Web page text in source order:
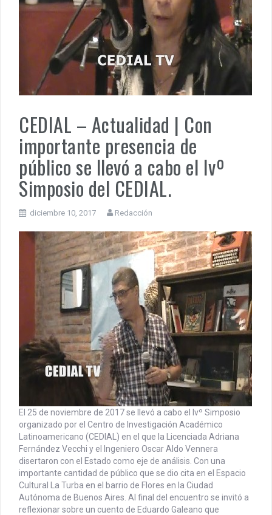
sustentibilidad. | 6 DE AGOSTO: SOBERANIA TERRITORIAL,
ECONOMICA Y POLITICA
DOCUMENTO CEDIAL | Repudiamos las declaraciones ofensivas
Milei contra la República Federativa del Brasil.
CEDIAL – Actualidad | Con
importante presencia de
público se llevó a cabo el Ivº
Simposio del CEDIAL.
diciembre 10, 2017 Redacción
El 25 de noviembre de 2017 se llevó a cabo el Ivº Simposio
organizado por el Centro de Investigación Académico
Latinoamericano (CEDIAL) en el que la Licenciada Adriana
Fernández Vecchi y el Ingeniero Oscar Aldo Vennera
disertaron con el Estado como eje de análisis. Con una
importante cantidad de público que se dio cita en el Espacio
Cultural La Turba en el barrio de Flores en la Ciudad
Autónoma de Buenos Aires. Al final del encuentro se invitó a
reflexionar sobre un cuento de Eduardo Galeano que